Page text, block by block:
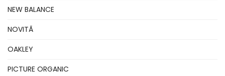
NEW BALANCE
NOVITÃ
OAKLEY
PICTURE ORGANIC